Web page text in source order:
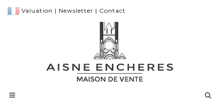
Valuation | Newsletter | Contact